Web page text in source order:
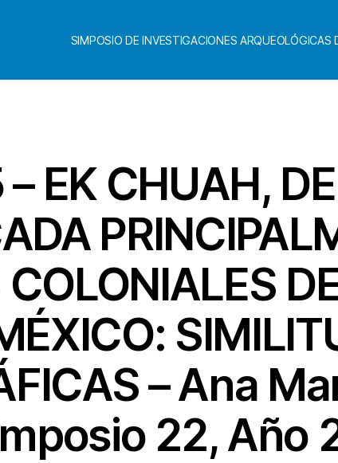
SIMPOSIO DE INVESTIGACIONES ARQUEOLÓGICAS
EK CHUAH,
– Ana
22, Año